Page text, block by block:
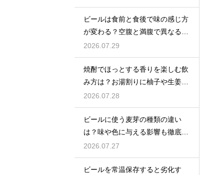
化
ビールは食前と食後で味の感じ方
が変わる？空腹と満腹で異なる味
覚の感じ方を解説
2026.07.29
焼酎でほっとする香りを楽しむ飲
み方は？お湯割りに柚子や生姜を
加えてリラックス効果を実感
2026.07.28
ビールに使う麦芽の種類の違い
は？味や色に与える影響も徹底解
説
2026.07.27
ビールを常温保存すると劣化す